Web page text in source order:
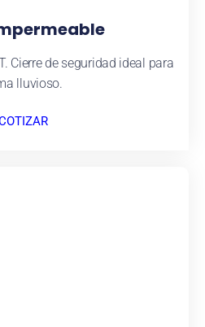
Cierre de seguridad ideal para
lluvioso.